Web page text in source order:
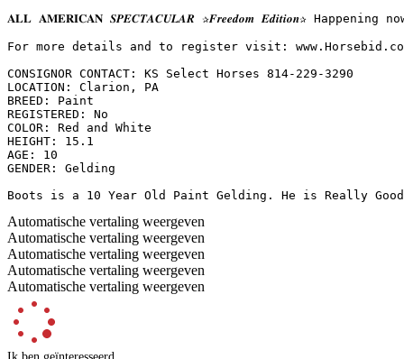
𝐀𝐋𝐋 𝐀𝐌𝐄𝐑𝐈𝐂𝐀𝐍 𝑺𝑷𝑬𝑪𝑻𝑨𝑪𝑼𝑳𝑨𝑹 ✰𝑭𝒓𝒆𝒆𝒅𝒐𝒎 𝑬𝒅𝒊𝒕𝒊𝒐𝒏✰
For more details and to register visit:
CONSIGNOR CONTACT: KS Select Horses 814-229-3290
LOCATION: Clarion, PA
BREED: Paint
REGISTERED: No
COLOR: Red and White
HEIGHT: 15.1
AGE: 10
GENDER: Gelding
Boots is a 10 Year Old Paint Gelding. He is Really
Automatische vertaling weergeven
Automatische vertaling weergeven
Automatische vertaling weergeven
Automatische vertaling weergeven
Automatische vertaling weergeven